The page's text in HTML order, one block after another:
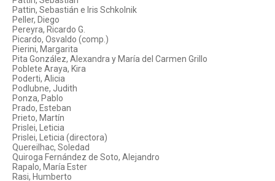
Pattin, Sebastián e Iris Schkolnik
Peller, Diego
Pereyra, Ricardo G.
Picardo, Osvaldo (comp.)
Pierini, Margarita
Pita González, Alexandra y María del Carmen Grillo
Poblete Araya, Kira
Poderti, Alicia
Podlubne, Judith
Ponza, Pablo
Prado, Esteban
Prieto, Martín
Prislei, Leticia
Prislei, Leticia (directora)
Quereilhac, Soledad
Quiroga Fernández de Soto, Alejandro
Rapalo, María Ester
Rasi, Humberto